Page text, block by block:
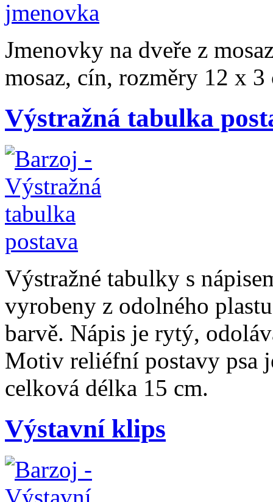
Jmenovky na dveře z
mosaz, cín, rozměry 12 x 3
Výstražná tabulka
Výstražné tabulky s
vyrobeny z odolného
barvě. Nápis je rytý,
Motiv reliéfní postavy psa
celková délka 15 cm.
Výstavní klips